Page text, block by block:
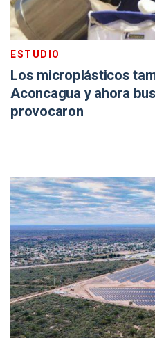
ESTUDIO
Los microplásticos
Aconcagua y ahora
provocaron